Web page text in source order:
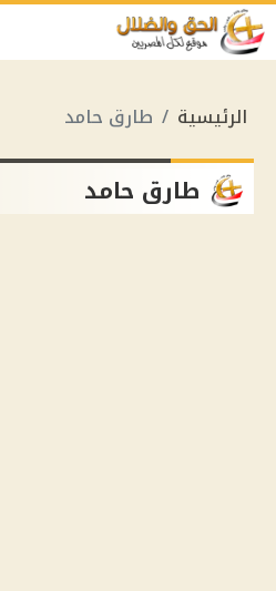
الرئيسية طارق حامد
طارق حامد